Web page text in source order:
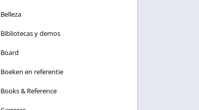
Belleza
Bibliotecas y demos
Board
Boeken en referentie
Books & Reference